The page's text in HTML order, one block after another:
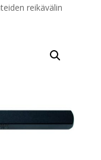
reikävälin